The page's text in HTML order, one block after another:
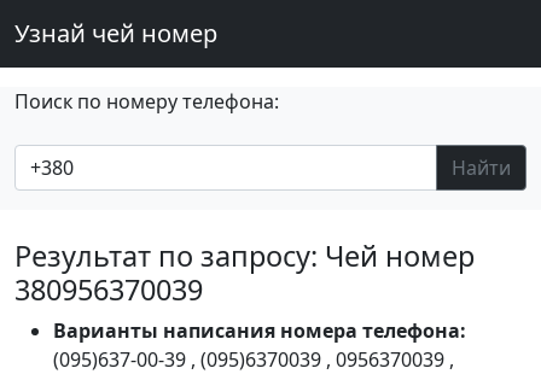
Узнай чей номер
Поиск по номеру телефона:
Найти
Результат по запросу: Чей номер
380956370039
Варианты написания номера телефона:
(095)637-00-39 , (095)6370039 , 0956370039 ,